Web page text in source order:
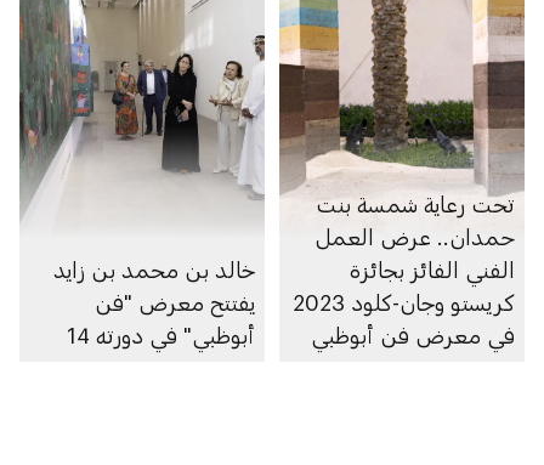
تحت رعاية شمسة بنت
حمدان.. عرض العمل
الفني الفائز بجائزة
كريستو وجان-كلود 2023
في معرض فن أبوظبي
خالد بن محمد بن زايد
يفتتح معرض "فن
أبوظبي" في دورته 14